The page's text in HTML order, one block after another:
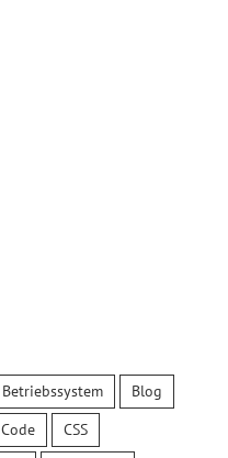
Betriebssystem
Blog
Code
CSS